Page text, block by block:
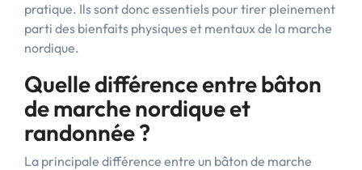
pratique. Ils sont donc essentiels pour tirer pleinement
parti des bienfaits physiques et mentaux de la marche
nordique.
Quelle différence entre bâton
de marche nordique et
randonnée ?
La principale différence entre un bâton de marche